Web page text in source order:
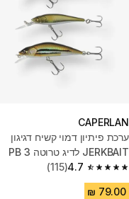
CAPERLAN
ערכת פיתיון דמוי קשיח דגיגון
JERKBAIT לדיג טרוטה 3 PB
4.7
4.7 out of 5 stars from 115 reviews
(115)